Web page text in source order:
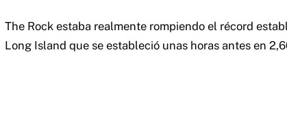
The Rock estaba realmente rompiendo el récord
Long Island que se estableció unas horas antes en